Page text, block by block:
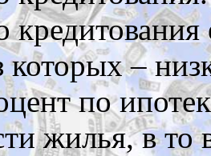
которых –
по
жилья, в то